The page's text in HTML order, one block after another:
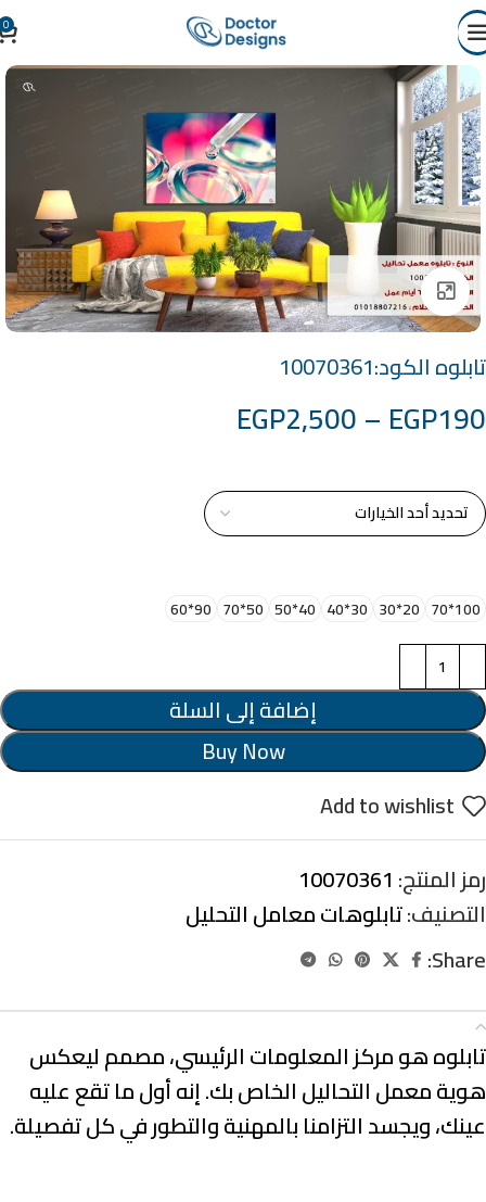
0
Click to enlarge
تابلوه الكود:10070361
EGP190
–
EGP2,500
100*70
20*30
30*40
40*50
50*70
90*60
إضافة إلى السلة
Buy Now
Add to wishlist
رمز المنتج: 10070361
التصنيف:تابلوهات معامل التحليل
Share:
تابلوه هو مركز المعلومات الرئيسي، مصمم ليعكس
هوية معمل التحاليل الخاص بك. إنه أول ما تقع عليه
عينك، ويجسد التزامنا بالمهنية والتطور في كل تفصيلة.